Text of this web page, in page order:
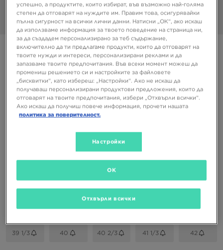
Супер оферта
HOKA BONDI 9
89,99 €
176,01 ЛВ.
EU US
36 36 2/3 37 1/3 38 38 2/3
39 1/3 40 40 2/3 41 1/3 42
успешно, а продуктите, които избират, във възможно най-голяма
степен да отговарят на нуждите им. Правим това, осигурявайки
пълна сигурност на всички лични данни. Натисни „ОК“, ако искаш
да използваме информация за твоето поведение на страница ни,
за да създадем персонализирано за теб съдържание,
включително да ти предлагаме продукти, които да отговарят на
твоите нужди и интереси, персонализирани реклами и да
запазваме твоите предпочитания. Във всеки момент можеш да
промениш решението си и настройките за файловете
„бисквитки“, като избереш: „Настройки“. Ако не искаш да
получаваш персонализирани продуктови предложения, които да
отговарят на твоите предпочитания, избери „Отхвърли всички“.
Ако искаш да получиш повече информация, прочети нашата
политика за поверителност.
Настройки
Отхвърли всички
OK